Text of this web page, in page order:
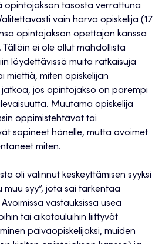
opintojakson tasosta verrattuna
vain harva opiskelija (17
opintojakson opettajan kanssa
ei ole ollut mahdollista
löydettävissä muita ratkaisuja
miettiä, miten opiskelijan
jos opintojakso on parempi
Muutama opiskelija
oppimistehtävät tai
sopineet hänelle, mutta avoimet
miten.
oli valinnut keskeyttämisen syyksi
muu syy”, jota sai tarkentaa
vastauksissa usea
tai aikatauluihin liittyvät
päiväopiskelijaksi, muiden